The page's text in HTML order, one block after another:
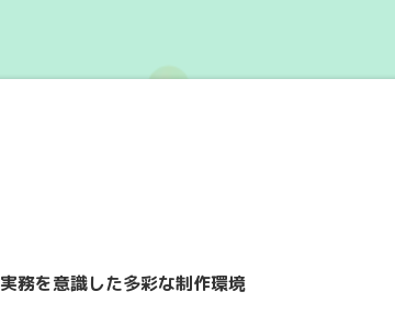
実務を意識した多彩な制作環境